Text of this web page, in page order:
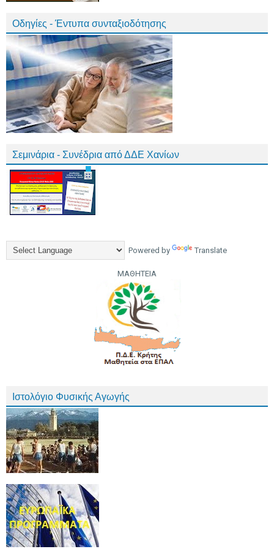
Οδηγίες - Έντυπα συνταξιοδότησης
Σεμινάρια - Συνέδρια από ΔΔΕ Χανίων
Powered by Translate
ΜΑΘΗΤΕΙΑ
Ιστολόγιο Φυσικής Αγωγής